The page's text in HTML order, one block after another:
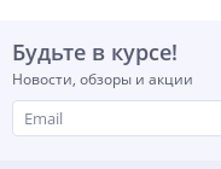
Будьте в курсе!
Новости, обзоры и акции